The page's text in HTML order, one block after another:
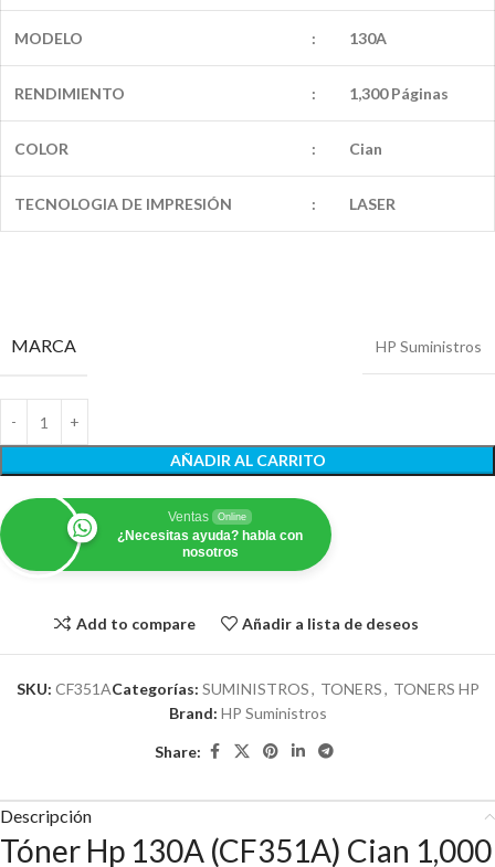
MODELO : 130A
RENDIMIENTO : 1,300 Páginas
COLOR : Cian
TECNOLOGIA DE IMPRESIÓN : LASER
MARCA HP Suministros
AÑADIR AL CARRITO
Ventas Online
¿Necesitas ayuda? habla con
nosotros
Add to compare Añadir a lista de deseos
SKU: CF351ACategorías: SUMINISTROS, TONERS, TONERS HP
Brand: HP Suministros
Share:
Descripción
Tóner Hp 130A (CF351A) Cian 1,000